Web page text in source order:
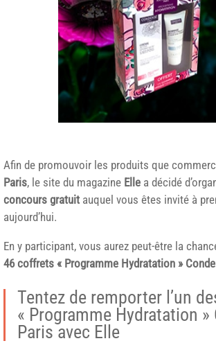
Afin de promouvoir les produits que
Paris, le site du magazine Elle a décidé
concours gratuit auquel vous êtes invité à
aujourd’hui.
En y participant, vous aurez peut-être la
46 coffrets « Programme Hydratation »
Tentez de remporter l’un
« Programme Hydratation »
Paris avec Elle